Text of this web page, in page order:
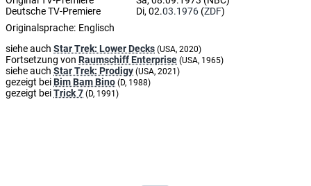
Deutsche TV-Premiere
Di, 02.03.1976 (ZDF)
Originalsprache: Englisch
siehe auch Star Trek: Lower Decks (USA, 2020)
Fortsetzung von Raumschiff Enterprise (USA, 1965)
siehe auch Star Trek: Prodigy (USA, 2021)
gezeigt beiBim Bam Bino (D, 1988)
gezeigt beiTrick 7 (D, 1991)